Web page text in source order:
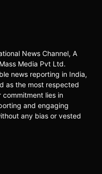
News Channel, A
Media Pvt Ltd.
news reporting in India,
as the most respected
commitment lies in
and engaging
any bias or vested